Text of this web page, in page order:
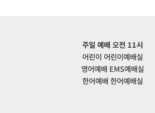
주일 예배 오전 11시
어린이 어린이예배실
영어예배 EMS예배실
한어예배 한어예배실